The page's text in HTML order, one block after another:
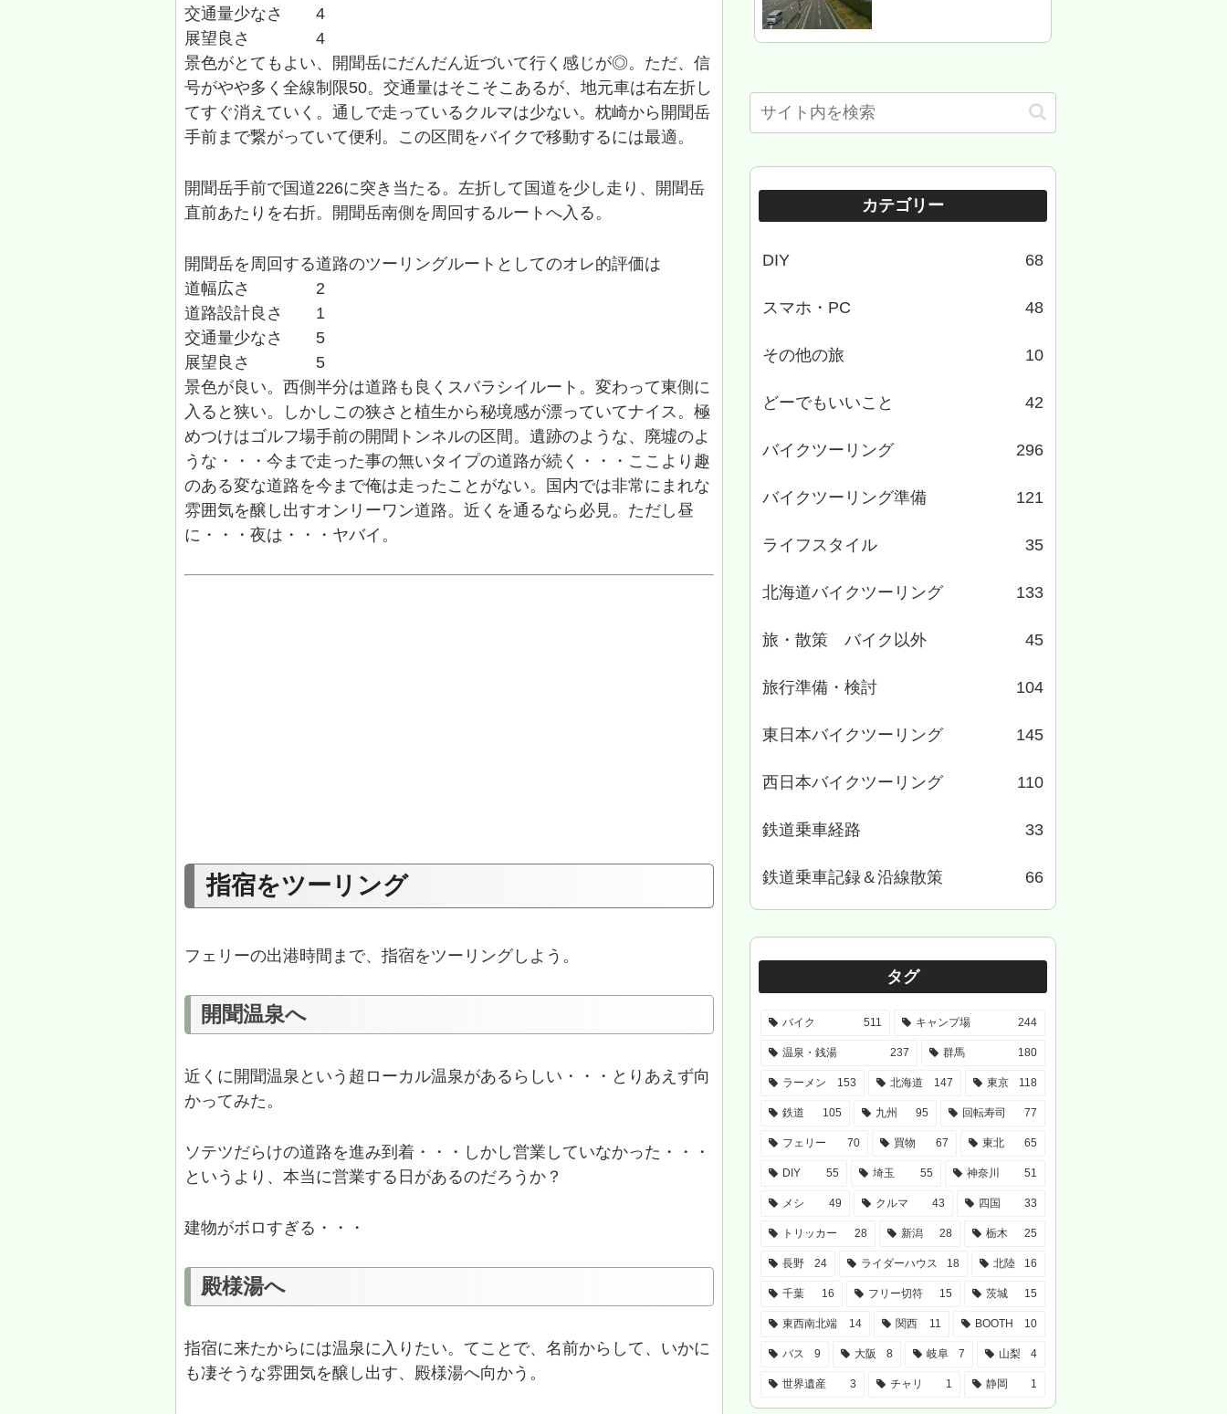
交通量少なさ 4
展望良さ 4
景色がとてもよい、開聞岳にだんだん近づいて行く感じが◎。ただ、信
号がやや多く全線制限50。交通量はそこそこあるが、地元車は右左折し
てすぐ消えていく。通しで走っているクルマは少ない。枕崎から開聞岳
手前まで繋がっていて便利。この区間をバイクで移動するには最適。
開聞岳手前で国道226に突き当たる。左折して国道を少し走り、開聞岳
直前あたりを右折。開聞岳南側を周回するルートへ入る。
開聞岳を周回する道路のツーリングルートとしてのオレ的評価は
道幅広さ 2
道路設計良さ 1
交通量少なさ 5
展望良さ 5
景色が良い。西側半分は道路も良くスバラシイルート。変わって東側に
入ると狭い。しかしこの狭さと植生から秘境感が漂っていてナイス。極
めつけはゴルフ場手前の開聞トンネルの区間。遺跡のような、廃墟のよ
うな・・・今まで走った事の無いタイプの道路が続く・・・ここより趣
のある変な道路を今まで俺は走ったことがない。国内では非常にまれな
雰囲気を醸し出すオンリーワン道路。近くを通るなら必見。ただし昼
に・・・夜は・・・ヤバイ。
指宿をツーリング
フェリーの出港時間まで、指宿をツーリングしよう。
開聞温泉へ
近くに開聞温泉という超ローカル温泉があるらしい・・・とりあえず向
かってみた。
ソテツだらけの道路を進み到着・・・しかし営業していなかった・・・
というより、本当に営業する日があるのだろうか？
建物がボロすぎる・・・
殿様湯へ
指宿に来たからには温泉に入りたい。てことで、名前からして、いかに
も凄そうな雰囲気を醸し出す、殿様湯へ向かう。
カテゴリー
DIY 68
スマホ・PC 48
その他の旅 10
どーでもいいこと 42
バイクツーリング 296
バイクツーリング準備 121
ライフスタイル 35
北海道バイクツーリング 133
旅・散策 バイク以外 45
旅行準備・検討 104
東日本バイクツーリング 145
西日本バイクツーリング 110
鉄道乗車経路 33
鉄道乗車記録＆沿線散策 66
タグ
バイク 511 キャンプ場 244
温泉・銭湯 237 群馬 180
ラーメン 153 北海道 147 東京 118
鉄道 105 九州 95 回転寿司 77
フェリー 70 買物 67 東北 65
DIY 55 埼玉 55 神奈川 51
メシ 49 クルマ 43 四国 33
トリッカー 28 新潟 28 栃木 25
長野 24 ライダーハウス 18 北陸 16
千葉 16 フリー切符 15 茨城 15
東西南北端 14 関西 11 BOOTH 10
バス 9 大阪 8 岐阜 7 山梨 4
世界遺産 3 チャリ 1 静岡 1